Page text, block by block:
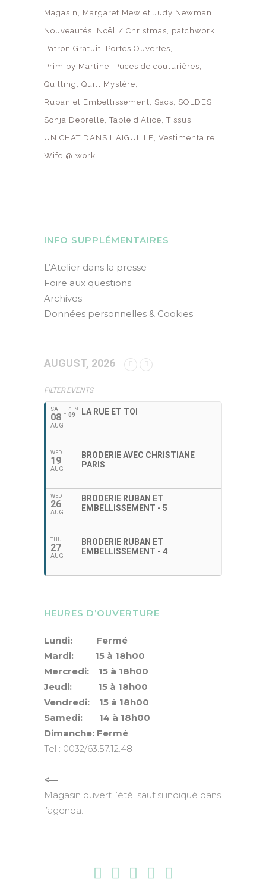
Magasin
Margaret Mew et Judy Newman
Nouveautés
Noël / Christmas
patchwork
Patron Gratuit
Portes Ouvertes
Prim by Martine
Puces de couturières
Quilting
Quilt Mystère
Ruban et Embellissement
Sacs
SOLDES
Sonja Deprelle Table d'Alice Tissus
UN CHAT DANS L'AIGUILLE Vestimentaire
Wife @ work
INFO SUPPLÉMENTAIRES
L’Atelier dans la presse
Foire aux questions
Archives
Données personnelles & Cookies
AUGUST, 2026
FILTER EVENTS
SAT
08
AUG
SUN
09 LA RUE ET TOI
WED
19
AUG
BRODERIE AVEC CHRISTIANE
PARIS
WED
26
AUG
BRODERIE RUBAN ET
EMBELLISSEMENT - 5
THU
27
AUG
BRODERIE RUBAN ET
EMBELLISSEMENT - 4
HEURES D’OUVERTURE
Lundi: Fermé
Mardi: 15 à 18h00
Mercredi: 15 à 18h00
Jeudi: 15 à 18h00
Vendredi: 15 à 18h00
Samedi: 14 à 18h00
Dimanche: Fermé
Tel : 0032/63.57.12.48
<—
Magasin ouvert l’été, sauf si indiqué dans
l’agenda.